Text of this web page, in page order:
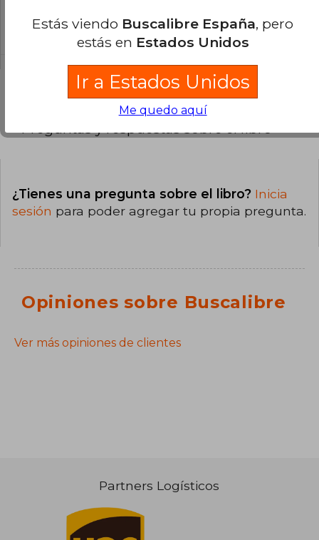
La encuadernación de esta edición es Tapa
Blanda.
Preguntas y respuestas sobre el libro
¿Tienes una pregunta sobre el libro? Inicia
sesión para poder agregar tu propia pregunta.
Opiniones sobre Buscalibre
Ver más opiniones de clientes
Partners Logísticos
Estás viendo Buscalibre España, pero
estás en Estados Unidos
Ir a Estados Unidos
Me quedo aquí